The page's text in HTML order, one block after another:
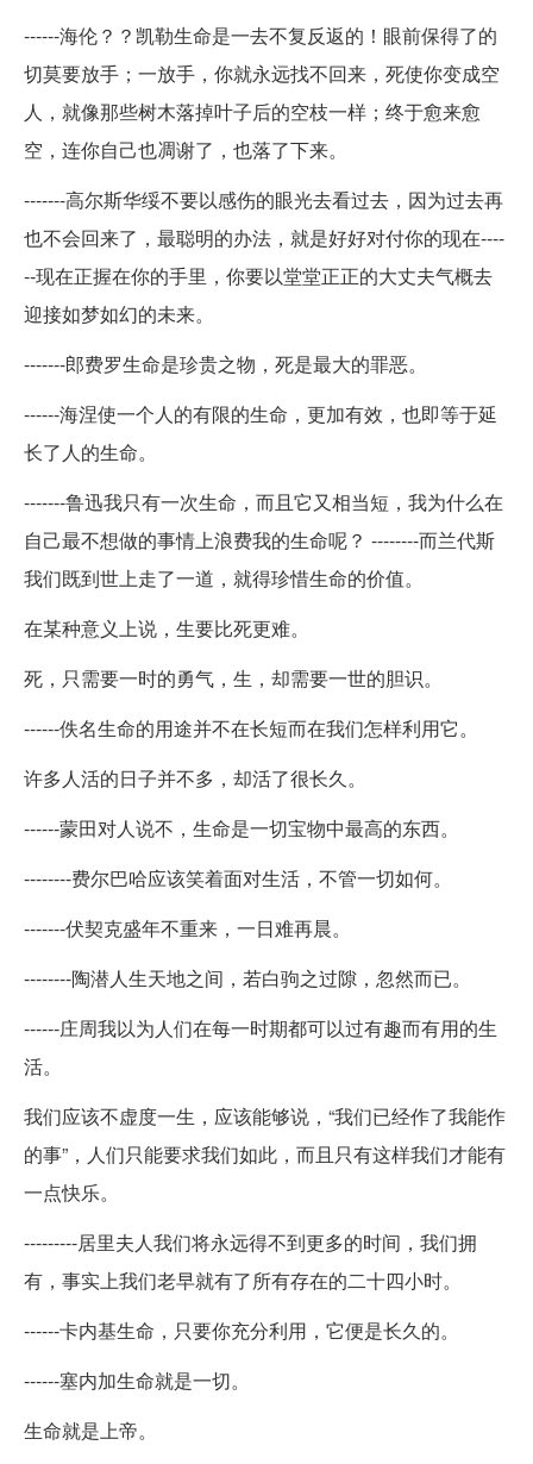
------海伦？？凯勒生命是一去不复反返的！眼前保得了的
切莫要放手；一放手，你就永远找不回来，死使你变成空
人，就像那些树木落掉叶子后的空枝一样；终于愈来愈
空，连你自己也凋谢了，也落了下来。
-------高尔斯华绥不要以感伤的眼光去看过去，因为过去再
也不会回来了，最聪明的办法，就是好好对付你的现在----
--现在正握在你的手里，你要以堂堂正正的大丈夫气概去
迎接如梦如幻的未来。
-------郎费罗生命是珍贵之物，死是最大的罪恶。
------海涅使一个人的有限的生命，更加有效，也即等于延
长了人的生命。
-------鲁迅我只有一次生命，而且它又相当短，我为什么在
自己最不想做的事情上浪费我的生命呢？ --------而兰代斯
我们既到世上走了一道，就得珍惜生命的价值。
在某种意义上说，生要比死更难。
死，只需要一时的勇气，生，却需要一世的胆识。
------佚名生命的用途并不在长短而在我们怎样利用它。
许多人活的日子并不多，却活了很长久。
------蒙田对人说不，生命是一切宝物中最高的东西。
--------费尔巴哈应该笑着面对生活，不管一切如何。
-------伏契克盛年不重来，一日难再晨。
--------陶潜人生天地之间，若白驹之过隙，忽然而已。
------庄周我以为人们在每一时期都可以过有趣而有用的生
活。
我们应该不虚度一生，应该能够说，“我们已经作了我能作
的事”，人们只能要求我们如此，而且只有这样我们才能有
一点快乐。
---------居里夫人我们将永远得不到更多的时间，我们拥
有，事实上我们老早就有了所有存在的二十四小时。
------卡内基生命，只要你充分利用，它便是长久的。
------塞内加生命就是一切。
生命就是上帝。